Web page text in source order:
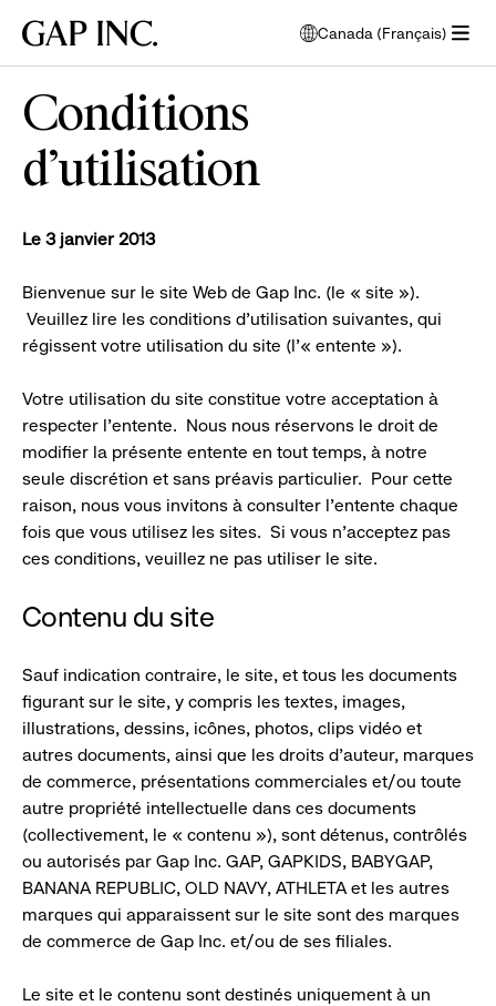
menu
navigation
principal
contenu
principal
bas
page
l'écran
Gap
Canada (Français)
ouvre
une
Conditions
d’utilisation
Le 3 janvier 2013
Bienvenue sur le site Web de Gap Inc. (le « site »).
Veuillez lire les conditions d’utilisation suivantes, qui
régissent votre utilisation du site (l’« entente »).
Votre utilisation du site constitue votre acceptation à
respecter l’entente. Nous nous réservons le droit de
modifier la présente entente en tout temps, à notre
seule discrétion et sans préavis particulier. Pour cette
raison, nous vous invitons à consulter l’entente chaque
fois que vous utilisez les sites. Si vous n’acceptez pas
ces conditions, veuillez ne pas utiliser le site.
Contenu du site
Sauf indication contraire, le site, et tous les documents
figurant sur le site, y compris les textes, images,
illustrations, dessins, icônes, photos, clips vidéo et
autres documents, ainsi que les droits d’auteur, marques
de commerce, présentations commerciales et/ou toute
autre propriété intellectuelle dans ces documents
(collectivement, le « contenu »), sont détenus, contrôlés
ou autorisés par Gap Inc. GAP, GAPKIDS, BABYGAP,
BANANA REPUBLIC, OLD NAVY, ATHLETA et les autres
marques qui apparaissent sur le site sont des marques
de commerce de Gap Inc. et/ou de ses filiales.
Le site et le contenu sont destinés uniquement à un